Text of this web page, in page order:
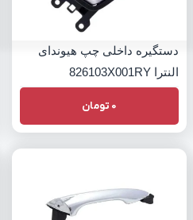
دستگیره داخلی چپ هیوندای
النترا 826103X001RY
0 تومان